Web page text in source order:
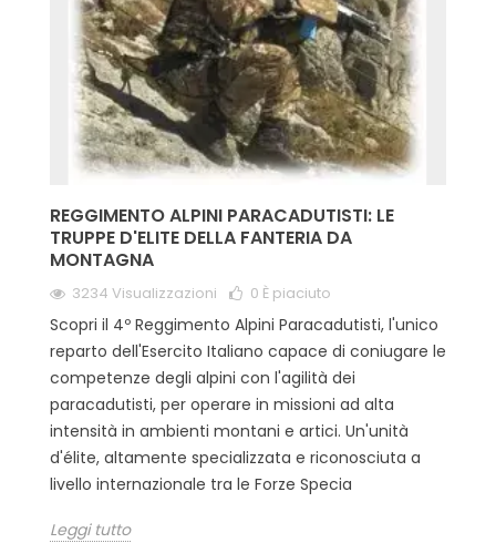
REGGIMENTO ALPINI PARACADUTISTI: LE
TRUPPE D'ELITE DELLA FANTERIA DA
MONTAGNA
3234 Visualizzazioni 0 È piaciuto
Scopri il 4º Reggimento Alpini Paracadutisti, l'unico
reparto dell'Esercito Italiano capace di coniugare le
competenze degli alpini con l'agilità dei
paracadutisti, per operare in missioni ad alta
intensità in ambienti montani e artici. Un'unità
d'élite, altamente specializzata e riconosciuta a
livello internazionale tra le Forze Specia
Leggi tutto